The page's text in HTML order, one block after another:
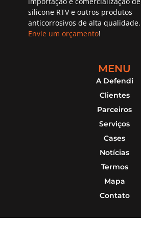
silicone RTV e outros produtos
anticorrosivos de alta qualidade.
Envie um orçamento!
MENU
A Defendi
Clientes
Parceiros
Serviços
Cases
Notícias
Termos
Mapa
Contato